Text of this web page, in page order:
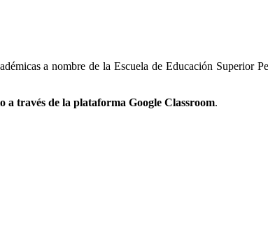
a nombre de la Escuela de Educación Superior
a través de la plataforma Google Classroom.